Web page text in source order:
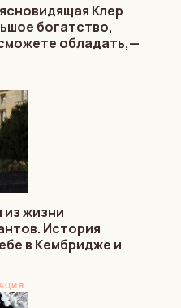
Клер
богатство,
обладать,—
жизни
История
в Кембридже и